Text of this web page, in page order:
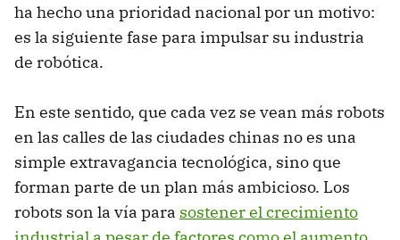
ha hecho una prioridad nacional por un motivo:
es la siguiente fase para impulsar su industria
de robótica.
En este sentido, que cada vez se vean más robots
en las calles de las ciudades chinas no es una
simple extravagancia tecnológica, sino que
forman parte de un plan más ambicioso. Los
robots son la vía para sostener el crecimiento